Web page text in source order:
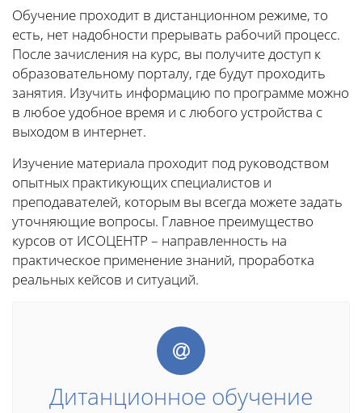
Обучение проходит в дистанционном режиме, то
есть, нет надобности прерывать рабочий процесс.
После зачисления на курс, вы получите доступ к
образовательному порталу, где будут проходить
занятия. Изучить информацию по программе можно
в любое удобное время и с любого устройства с
выходом в интернет.
Изучение материала проходит под руководством
опытных практикующих специалистов и
преподавателей, которым вы всегда можете задать
уточняющие вопросы. Главное преимущество
курсов от ИСОЦЕНТР – направленность на
практическое применение знаний, проработка
реальных кейсов и ситуаций.
Дитанционное обучение